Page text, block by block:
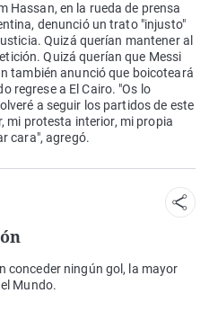
Hassan, en la rueda de prensa
denunció un trato "injusto"
Quizá querían mantener al
Quizá querían que Messi
también anunció que boicoteará
regrese a El Cairo. "Os lo
a seguir los partidos de este
mi protesta interior, mi propia
cara", agregó.
conceder ningún gol, la mayor
Mundo.